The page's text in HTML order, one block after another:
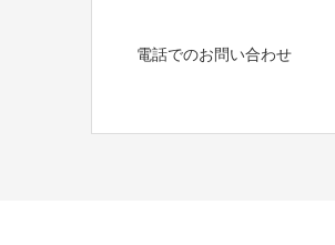
電話でのお問い合わせ